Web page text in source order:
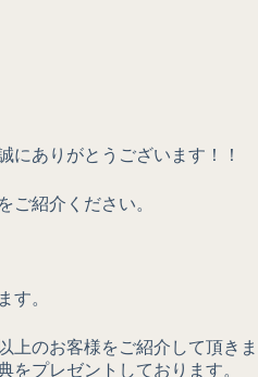
にありがとうございます！！
ご紹介ください。
す。
上のお客様をご紹介して頂きま
をプレゼントしております。